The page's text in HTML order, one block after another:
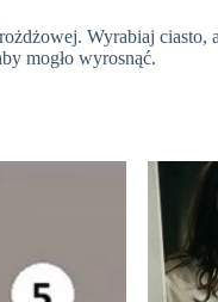
Wyrabiaj ciasto,
mogło wyrosnąć.